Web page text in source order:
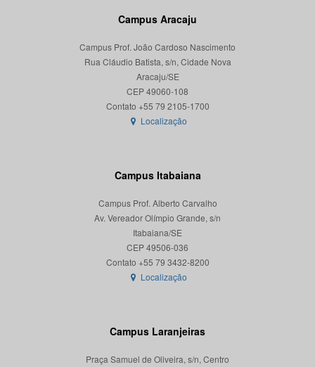
Campus Aracaju
Campus Prof. João Cardoso Nascimento
Rua Cláudio Batista, s/n, Cidade Nova
Aracaju/SE
CEP 49060-108
Localização
Campus Itabaiana
Campus Prof. Alberto Carvalho
Av. Vereador Olímpio Grande, s/n
Itabaiana/SE
CEP 49506-036
Localização
Campus Laranjeiras
Praça Samuel de Oliveira, s/n, Centro